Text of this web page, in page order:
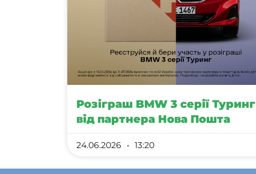
Розіграш BMW 3 серії Туринг
від партнера Нова Пошта
24.06.2026 13:20